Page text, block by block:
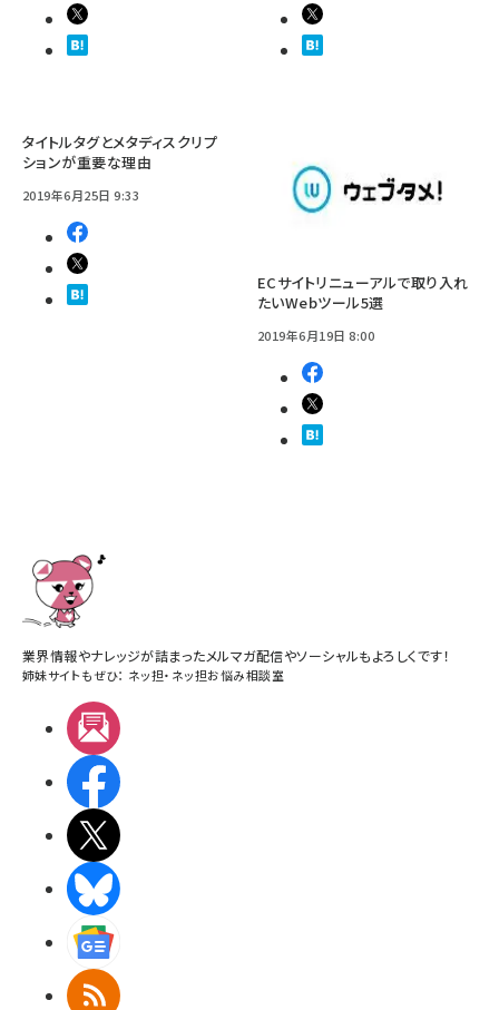
タイトルタグとメタディスクリプ
ションが重要な理由
2019年6月25日 9:33
ECサイトリニューアルで取り入れ
たいWebツール5選
2019年6月19日 8:00
業界情報やナレッジが詰まったメルマガ配信やソーシャルもよろしくです！
姉妹サイトもぜひ： ネッ担・ ネッ担お悩み相談室
RSS